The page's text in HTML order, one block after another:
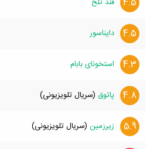
4.5 دایناسور
4.3 استخونای بابام
4.8 پاتوق (سریال تلویزیونی)
5.9 زیرزمین (سریال تلویزیونی)